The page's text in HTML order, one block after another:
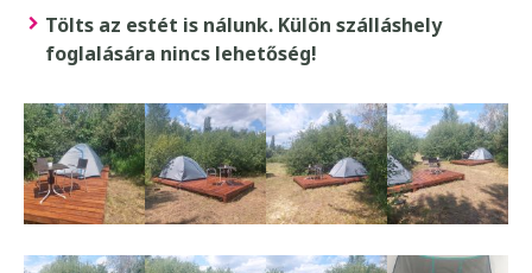
Tölts az estét is nálunk. Külön szálláshely
foglalására nincs lehetőség!